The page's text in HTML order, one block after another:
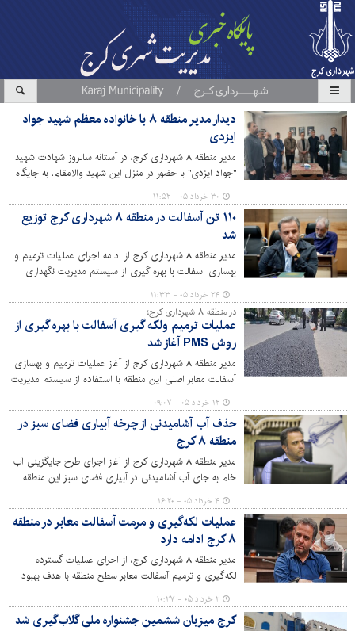
دیدار مدیر منطقه ۸ با خانواده معظم شهید جواد
ایزدی
مدیر منطقه ۸ شهرداری کرج، در آستانه سالروز شهادت شهید
"جواد ایزدی" با حضور در منزل این شهید والامقام، به جایگاه
ایشان و خانواده‌اش ادای احترام کردند.
۳۰ خرداد ۰۵ - ۱۱:۵۲
۱۱۰ تن آسفالت در منطقه ۸ شهرداری کرج توزیع
شد
مدیر منطقه ۸ شهرداری کرج از ادامه اجرای عملیات ترمیم و
بهسازی اسفالت با بهره گیری از سیستم مدیریت نگهداری
روسازی pms در معابر منطقه ۸ خبر داد.
۲۴ خرداد ۰۵ - ۱۱:۳۳
در منطقه ۸ شهرداری کرج؛
عملیات ترمیم ولکه گیری آسفالت با بهره گیری از
روش PMS آغاز شد
مدیر منطقه ۸ شهرداری کرج از آغاز عملیات ترمیم و بهسازی
آسفالت معابر اصلی این منطقه با استفاده از سیستم مدیریت
روسازی pms خبر داد.
۱۲ خرداد ۰۵ - ۰۹:۰۷
حذف آب آشامیدنی از چرخه آبیاری فضای سبز در
منطقه ۸ کرج
مدیر منطقه ۸ شهرداری کرج از آغاز اجرای طرح جایگزینی آب
خام به جای آب آشامیدنی در آبیاری فضای سبز این منطقه
خبر داد؛ اقدامی که با هدف مدیریت بهینه منابع آبی و مقابله با
بحران کم‌آبی در دستور کار قرار گرفته است.
۴ خرداد ۰۵ - ۱۶:۲۰
عملیات لکه‌گیری و مرمت آسفالت معابر در منطقه
۸ کرج ادامه دارد
مدیر منطقه ۸ شهرداری کرج، از اجرای عملیات گسترده
لکه‌گیری و ترمیم آسفالت معابر سطح منطقه با هدف بهبود
کیفیت عبور و مرور و ارتقای ایمنی شهری خبر داد.
۲ خرداد ۰۵ - ۱۰:۲۷
کرج میزبان ششمین جشنواره ملی گلاب‌گیری شد